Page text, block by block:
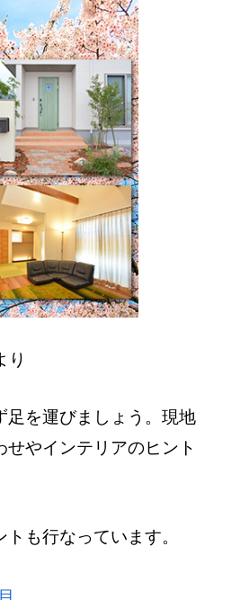
り
足を運びましょう。現地
やインテリアのヒント
も行なっています。